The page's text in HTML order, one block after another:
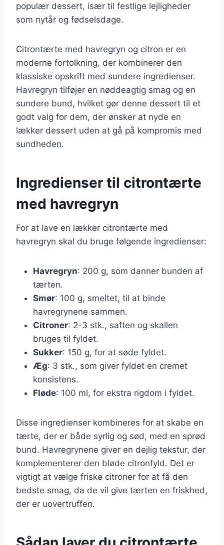
populær dessert, især til festlige lejligheder
som nytår og fødselsdage.
Citrontærte med havregryn og citron er en
moderne fortolkning, der kombinerer den
klassiske opskrift med sundere ingredienser.
Havregryn tilføjer en nøddeagtig smag og en
sundere bund, hvilket gør denne dessert til et
godt valg for dem, der ønsker at nyde en
lækker dessert uden at gå på kompromis med
sundheden.
Ingredienser til citrontærte
med havregryn
For at lave en lækker citrontærte med
havregryn skal du bruge følgende ingredienser:
Havregryn: 200 g, som danner bunden af
tærten.
Smør: 100 g, smeltet, til at binde
havregrynene sammen.
Citroner: 2-3 stk., saften og skallen
bruges til fyldet.
Sukker: 150 g, for at søde fyldet.
Æg: 3 stk., som giver fyldet en cremet
konsistens.
Fløde: 100 ml, for ekstra rigdom i fyldet.
Disse ingredienser kombineres for at skabe en
tærte, der er både syrlig og sød, med en sprød
bund. Havregrynene giver en dejlig tekstur, der
komplementerer den bløde citronfyld. Det er
vigtigt at vælge friske citroner for at få den
bedste smag, da de vil give tærten en friskhed,
der er uovertruffen.